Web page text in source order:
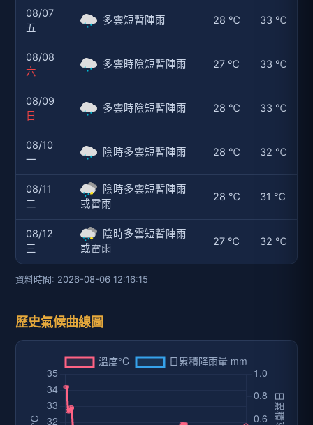
08/07
五
多雲短暫陣雨 28 ℃ 33 ℃
08/08
六
多雲時陰短暫陣雨 27 ℃ 33 ℃
08/09
日
多雲時陰短暫陣雨 28 ℃ 33 ℃
08/10
一
陰時多雲短暫陣雨 28 ℃ 32 ℃
08/11
二
陰時多雲短暫陣雨
或雷雨
28 ℃ 31 ℃
08/12
三
陰時多雲短暫陣雨
或雷雨
27 ℃ 32 ℃
資料時間: 2026-08-06 12:16:15
歷史氣候曲線圖